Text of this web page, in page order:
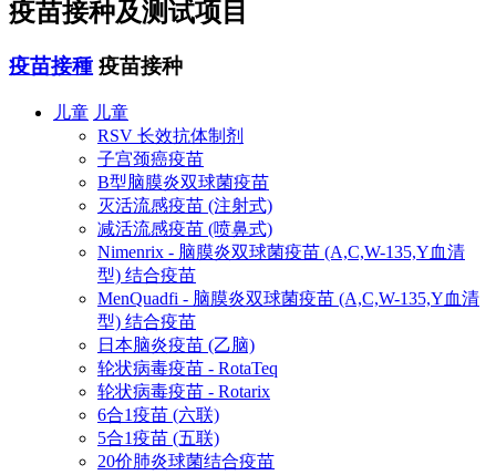
疫苗接种及测试项目
疫苗接種 疫苗接种
儿童 儿童
RSV 长效抗体制剂
子宫颈癌疫苗
B型脑膜炎双球菌疫苗
灭活流感疫苗 (注射式)
减活流感疫苗 (喷鼻式)
Nimenrix - 脑膜炎双球菌疫苗 (A,C,W-135,Y血清
型) 结合疫苗
MenQuadfi - 脑膜炎双球菌疫苗 (A,C,W-135,Y血清
型) 结合疫苗
日本脑炎疫苗 (乙脑)
轮状病毒疫苗 - RotaTeq
轮状病毒疫苗 - Rotarix
6合1疫苗 (六联)
5合1疫苗 (五联)
20价肺炎球菌结合疫苗